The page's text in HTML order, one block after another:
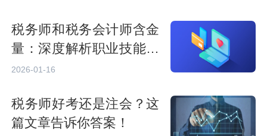
税务师和税务会计师含金
量：深度解析职业技能要
求
2026-01-16
税务师好考还是注会？这
篇文章告诉你答案！